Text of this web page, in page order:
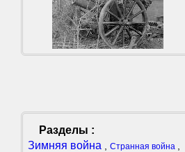
Разделы :
Зимняя война
Странная война